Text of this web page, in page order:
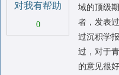
对我有帮助
0
域的顶级
者，发表
过沉积学
过，对于
的意见很